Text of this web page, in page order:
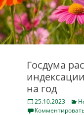
Госдума
на год
Posted
on
25.10.2023